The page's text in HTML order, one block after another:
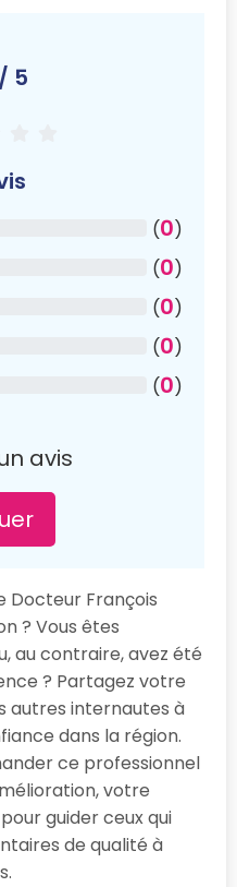
/ 5
(0)
(0)
(0)
(0)
(0)
avis
Docteur François
? Vous êtes
au contraire, avez été
? Partagez votre
autres internautes à
dans la région.
ce professionnel
votre
guider ceux qui
de qualité à